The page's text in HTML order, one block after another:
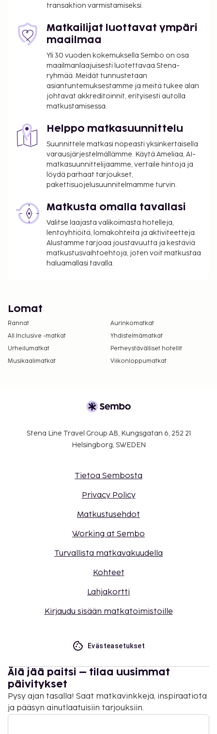
transaktion varmistamiseksi.
Matkailijat luottavat ympäri
maailmaa
Yli 30 vuoden kokemuksella Sembo on osa
maailmanlaajuisesti luotettavaa Stena-
ryhmää. Meidät tunnustetaan
asiantuntemuksestamme ja meitä tukee alan
johtavat akkreditoinnit, erityisesti autolla
matkustamisessa.
Helppo matkasuunnittelu
Suunnittele matkasi nopeasti yksinkertaisella
varausjärjestelmällämme. Käytä Ameliaa, AI-
matkasuunnittelijaamme, vertaile hintoja ja
löydä parhaat tarjoukset,
pakettisuojelusuunnitelmamme turvin.
Matkusta omalla tavallasi
Valitse laajasta valikoimasta hotelleja,
lentoyhtiöitä, lomakohteita ja aktiviteetteja.
Alustamme tarjoaa joustavuutta ja kestäviä
matkustusvaihtoehtoja, joten voit matkustaa
haluamallasi tavalla.
Lomat
Rannat
Aurinkomatkat
All Inclusive -matkat
Yhdistelmämatkat
Urheilumatkat
Perheystävälliset hotellit
Musikaalimatkat
Viikonloppumatkat
Stena Line Travel Group AB, Kungsgatan 6, 252 21
Helsingborg, SWEDEN
Tietoa Sembosta
Privacy Policy
Matkustusehdot
Working at Sembo
Turvallista matkavakuudella
Kohteet
Lahjakortti
Kirjaudu sisään matkatoimistoille
Evästeasetukset
Älä jää paitsi – tilaa uusimmat
päivitykset
Pysy ajan tasalla! Saat matkavinkkejä, inspiraatiota
ja pääsyn ainutlaatuisiin tarjouksiin.